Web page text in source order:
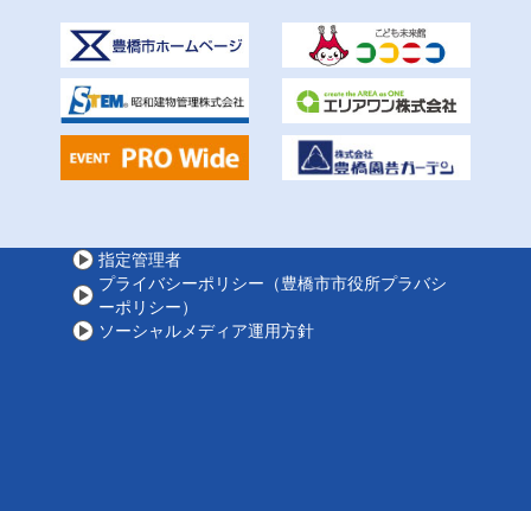
指定管理者
プライバシーポリシー（豊橋市市役所プラバシ
ーポリシー）
ソーシャルメディア運用方針